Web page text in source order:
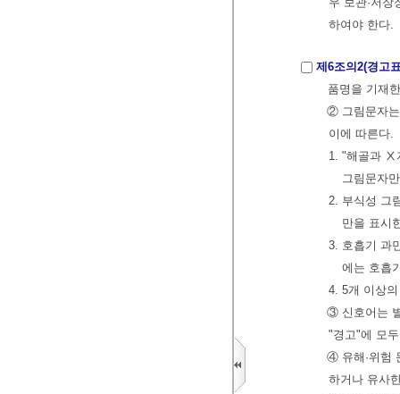
하여야 한다.
제6조의2(경고
품명을 기재
② 그림문자는
이에 따른다.
1. "해골과 Ⅹ
그림문자
2. 부식성 그
만을 표시
3. 호흡기 과
에는 호흡
4. 5개 이상
③ 신호어는
"경고"에 모
④ 유해·위험
하거나 유사